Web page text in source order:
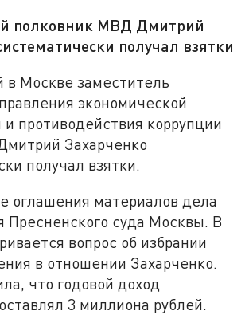
полковник МВД Дмитрий
получал взятки
Москве заместитель
экономической
и противодействия коррупции
Захарченко
получал взятки.
оглашения материалов дела
Пресненского суда Москвы. В
вопрос об избрании
в отношении Захарченко.
что годовой доход
3 миллиона рублей.